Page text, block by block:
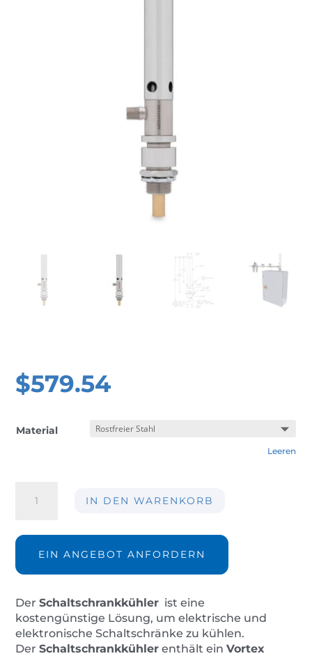
$579.54
Material
Leeren
IP66
Menge
IN DEN WARENKORB
EIN ANGEBOT ANFORDERN
DerSchaltschrankkühler ist eine
kostengünstige Lösung, um elektrische und
elektronische Schaltschränke zu kühlen.
DerSchaltschrankkühler enthält einVortex